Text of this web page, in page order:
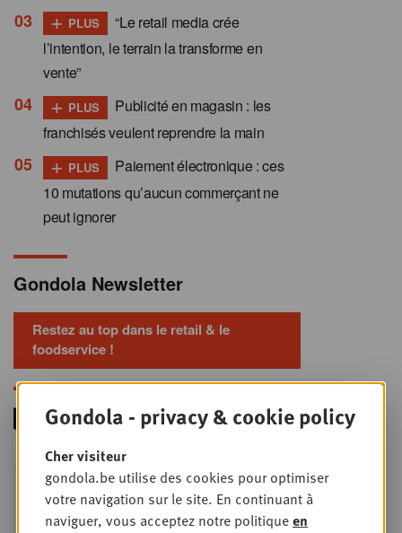
+ PLUS
“Le retail media crée
l’intention, le terrain la transforme en
vente”
+ PLUS
Publicité en magasin : les
franchisés veulent reprendre la main
+ PLUS
Paiement électronique : ces
10 mutations qu’aucun commerçant ne
peut ignorer
Gondola Newsletter
Restez au top dans le retail & le
foodservice !
MER
9
SEPT
Foodservice - Joint
business planning
Intro to Negotiation: Succes aan de
Gondola - privacy & cookie policy
Cher visiteur
gondola.be utilise des cookies pour optimiser
votre navigation sur le site. En continuant à
naviguer, vous acceptez notre politiqueen